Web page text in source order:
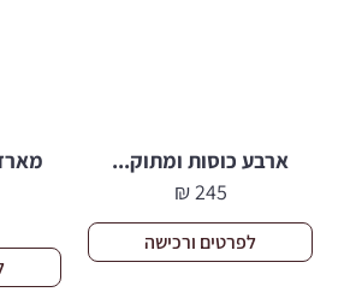
ארבע כוסות ומתוק...
245
₪
לפרטים ורכישה